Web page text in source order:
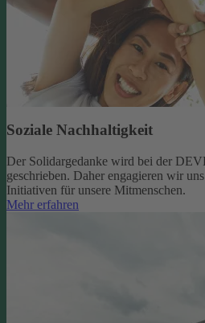
Soziale Nachhaltigkeit
Der Solidargedanke wird bei der
geschrieben. Daher engagieren wir
Initiativen für unsere Mitmenschen.
Mehr erfahren